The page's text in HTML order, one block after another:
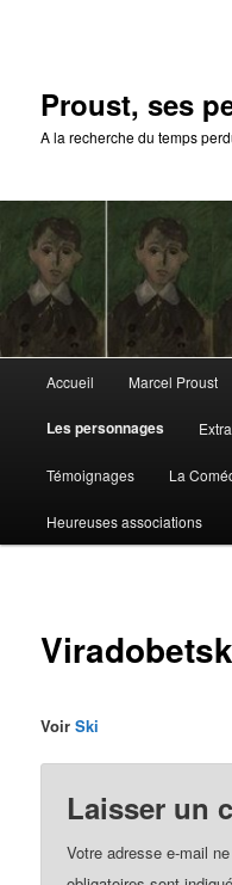
Proust, ses
A la recherche du temps
Accueil Marcel Proust
Les personnages
Témoignages La
Heureuses associations
VoirSki
Laisser un
Votre adresse e-mail